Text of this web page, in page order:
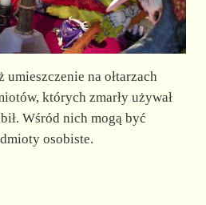
na ołtarzach
których zmarły używał
Wśród nich mogą być
osobiste.